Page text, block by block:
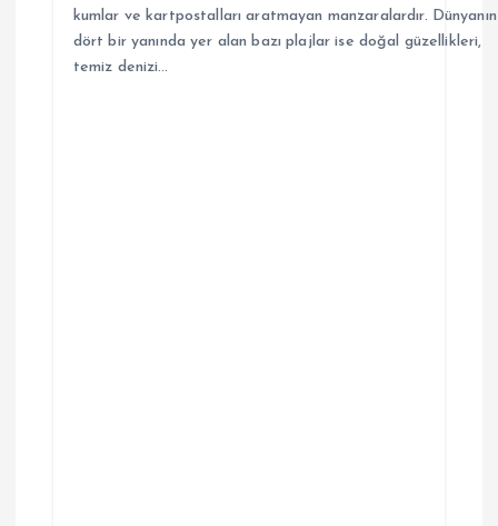
kumlar ve kartpostalları aratmayan manzaralardır. Dünyanın
dört bir yanında yer alan bazı plajlar ise doğal güzellikleri,
temiz denizi…